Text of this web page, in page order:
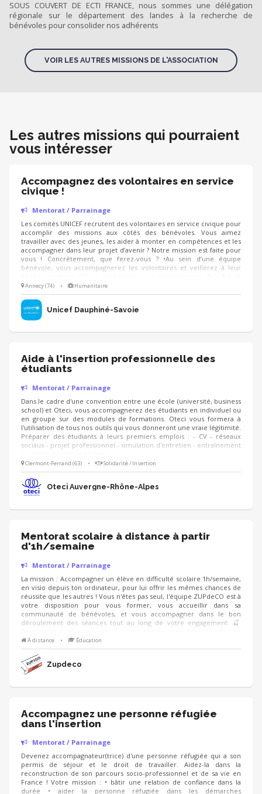
SOUS COUVERT DE ECTI FRANCE, nous sommes une délégation
régionale sur le département des landes à la recherche de
bénévoles pour consolider nos adhérents
VOIR LES AUTRES MISSIONS DE L'ASSOCIATION
Les autres missions qui pourraient
vous intéresser
Accompagnez des volontaires en service
civique !
Mentorat / Parrainage
Les comités UNICEF recrutent des volontaires en service civique pour
accomplir des missions aux côtés des bénévoles. Vous aimez
travailler avec des jeunes, les aider à monter en compétences et les
accompagner dans leur projet d’avenir ? Notre mission est faite pour
vous ! Concrètement, que ferez-vous ? •Au sein d’une équipe
bénévole, vous accompagnerez les volontaires et veillerez à leur
volontaires •Vous participerez à leur accueil au sein de l’équipe
bénévole locale pour faciliter leur intégration •Vous organiserez un
suivi régulier de leur activité et de leurs missions •Vous les aiderez à
construire leur projet d'avenir
Annecy (74) • Humanitaire
Unicef Dauphiné-Savoie
Aide à l'insertion professionnelle des
étudiants
Mentorat / Parrainage
Dans le cadre d'une convention entre une école (université, business
school) et Oteci, vous accompagnerez des étudiants en individuel ou
en groupe sur des modules de formations. Oteci vous formera à
l'utilisation de tous nos outils qui vous donneront une vraie légitimité.
Préparer des étudiants à leurs premiers emplois : - CV - réseaux
sociaux - projet professionnel - simulation d'entretien - entraînement
Clermont-Ferrand (63) • Solidarité / Insertion
Oteci Auvergne-Rhône-Alpes
Mentorat scolaire à distance à partir
d'1h/semaine
Mentorat / Parrainage
La mission : Accompagner un élève en difficulté scolaire 1h/semaine,
en visio depuis ton ordinateur, pour lui offrir les mêmes chances de
réussite que les autres ! Vous n'êtes pas seul, l'équipe ZUPdeCO est à
votre disposition pour vous former, vous accueillir dans sa
communauté de bénévoles, et vous accompagner dans le bon
déroulement des séances tout au long de votre engagement. 🍒​
votre cursus scolaire/académique et professionnel (CV) Début de la
mission : septembre 2026
À distance • Éducation
Zupdeco
Accompagnez une personne réfugiée
dans l'insertion
Mentorat / Parrainage
Devenez accompagnateur(trice) d'une personne réfugiée qui a son
permis de séjour et le droit de travailler. Aidez-la dans la
reconstruction de son parcours socio-professionnel et de sa vie en
France ! Votre mission : • bâtir une relation de confiance dans la
durée • aider la personne réfugiée dans les démarches